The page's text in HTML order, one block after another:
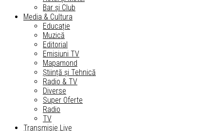
Bar și Club
Media & Cultura
Educație
Muzică
Editorial
Emisiuni TV
Mapamond
Știință și Tehnică
Radio & TV
Diverse
Super Oferte
Radio
TV
Transmisie Live